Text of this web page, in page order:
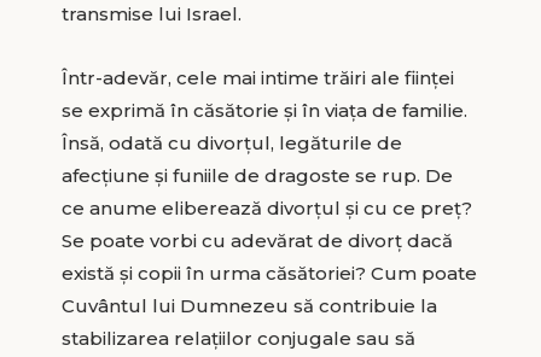
transmise lui Israel.
Într-adevăr, cele mai intime trăiri ale fiinţei
se exprimă în căsătorie şi în viaţa de familie.
Însă, odată cu divorţul, legăturile de
afecţiune şi funiile de dragoste se rup. De
ce anume eliberează divorţul şi cu ce preţ?
Se poate vorbi cu adevărat de divorţ dacă
există şi copii în urma căsătoriei? Cum poate
Cuvântul lui Dumnezeu să contribuie la
stabilizarea relaţiilor conjugale sau să